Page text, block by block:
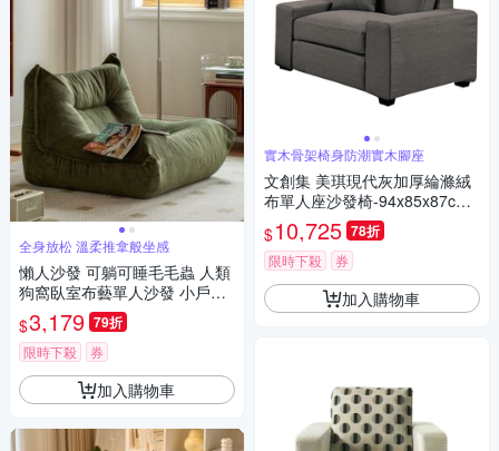
全身放松 溫柔推拿般坐感
懶人沙發 可躺可睡毛毛蟲 人類
狗窩臥室布藝單人沙發 小戶型
休閑沙發椅 客廳追劇休憩坐榻
$3,179 79折
限時下殺 券
加入購物車
實木骨架椅身防潮實木腳座
文創集 美琪現代灰加厚綸滌絨
布單人座沙發椅-94x85x87cm
免組
$10,725 78折
限時下殺 券
加入購物車